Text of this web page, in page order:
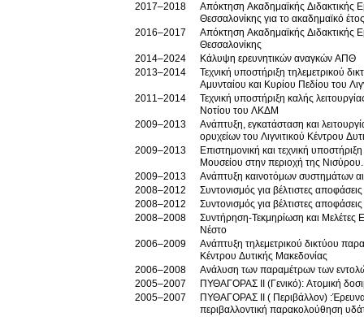
2017–2018
Απόκτηση Ακαδημαϊκής Διδακτικής
Θεσσαλονίκης για το ακαδημαϊκό
2016–2017
Απόκτηση Ακαδημαϊκής Διδακτικής
Θεσσαλονίκης
2014–2024
Κάλυψη ερευνητικών αναγκών ΑΠΘ
2013–2014
Τεχνική υποστήριξη τηλεμετρικού
Αμυνταίου και Κυρίου Πεδίου του
2011–2014
Τεχνική υποστήριξη καλής
Νοτίου του ΛΚΔΜ
2009–2013
Ανάπτυξη, εγκατάσταση και
ορυχείων του Λιγνιτικού Κέντρου
2009–2013
Επιστημονική και τεχνική υποστήριξη των δικτύων
Μουσείου στην περιοχή της Νισύρου.
2009–2013
Ανάπτυξη καινοτόμων συστημάτων
2008–2012
Συντονισμός για βέλτιστες
2008–2012
Συντονισμός για βέλτιστες
2008–2008
Συντήρηση-Τεκμηρίωση και
Νέστο
2006–2009
Ανάπτυξη τηλεμετρικού δικτύου
Κέντρου Δυτικής Μακεδονίας
2006–2008
Ανάλυση των παραμέτρων των
2005–2007
ΠΥΘΑΓΟΡΑΣ ΙΙ (Γενικό): Ατομική
2005–2007
ΠΥΘΑΓΟΡΑΣ ΙΙ ( Περιβάλλον)
περιβαλλοντική παρακολούθηση